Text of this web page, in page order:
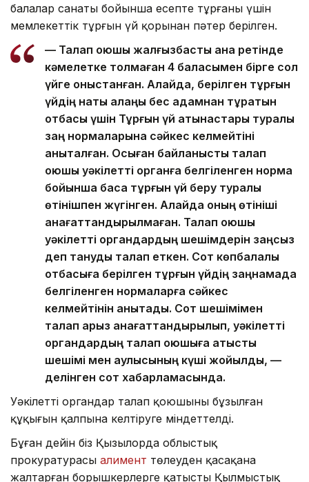
балалар санаты бойынша есепте тұрғаны үшін
мемлекеттік тұрғын үй қорынан пәтер берілген.
— Талап қоюшы жалғызбасты ана ретінде
кәмелетке толмаған 4 баласымен бірге сол
үйге қоныстанған. Алайда, берілген тұрғын
үйдің нақты алаңы бес адамнан тұратын
отбасы үшін Тұрғын үй қатынастары туралы
заң нормаларына сәйкес келмейтіні
анықталған. Осыған байланысты талап
қоюшы уәкілетті органға белгіленген норма
бойынша басқа тұрғын үй беру туралы
өтінішпен жүгінген. Алайда оның өтініші
қанағаттандырылмаған. Талап қоюшы
уәкілетті органдардың шешімдерін заңсыз
деп тануды талап еткен. Сот көпбалалы
отбасыға берілген тұрғын үйдің заңнамада
белгіленген нормаларға сәйкес
келмейтінін анықтады. Сот шешімімен
талап арыз қанағаттандырылып, уәкілетті
органдардың талап қоюшыға қатысты
шешімі мен қаулысының күші жойылды, —
делінген сот хабарламасында.
Уәкілетті органдар талап қоюшының бұзылған
құқығын қалпына келтіруге міндеттелді.
Бұған дейін біз Қызылорда облыстық
прокуратурасы алимент төлеуден қасақана
жалтарған борышкерлерге қатысты Қылмыстық